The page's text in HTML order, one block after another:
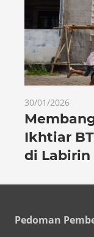
30/01/2026
Ikhtiar
di Labirin
Pedoman